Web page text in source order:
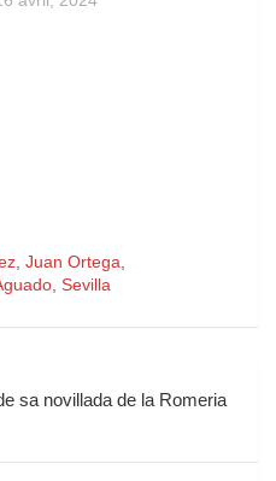
, Juan Ortega,
, Sevilla
sa novillada de la Romeria